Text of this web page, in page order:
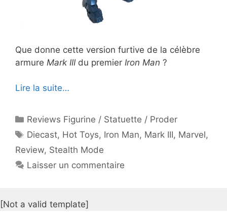
Que donne cette version furtive de la célèbre
armure Mark III du premier Iron Man ?
Lire la suite…
Catégories
Reviews Figurine / Statuette / Proder
Étiquettes
Diecast, Hot Toys, Iron Man, Mark III, Marvel,
Review, Stealth Mode
Laisser un commentaire
[Not a valid template]